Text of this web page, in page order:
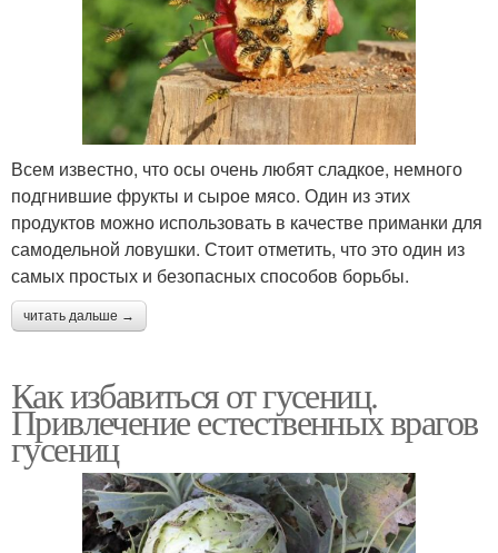
Всем известно, что осы очень любят сладкое, немного
подгнившие фрукты и сырое мясо. Один из этих
продуктов можно использовать в качестве приманки для
самодельной ловушки. Стоит отметить, что это один из
самых простых и безопасных способов борьбы.
читать дальше →
Как избавиться от гусениц.
Привлечение естественных врагов
гусениц